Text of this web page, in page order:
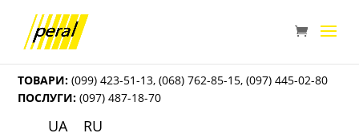
ТОВАРИ: (099) 423-51-13,(068) 762-85-15,(097) 445-02-80
ПОСЛУГИ: (097) 487-18-70
UA RU